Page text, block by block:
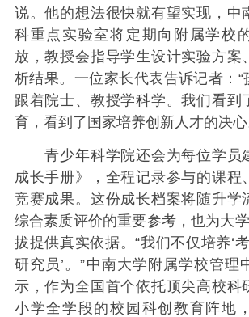
说。他的想法很快就有望实现，中
科重点实验室将定期向附属学校
放，教授会指导学生设计实验方案
析结果。一位家长代表告诉记者：
跟着院士、教授学科学。我们看到
育，看到了国家培养创新人才的决心
青少年科学院还会为每位学员
成长手册》，全程记录参与的课程
竞赛成果。这份成长档案将随升学
综合素质评价的重要参考，也为大
拔提供真实依据。“我们不仅培养‘
研究员’。”中南大学附属学校管理
示，作为全国首个依托顶尖高校科
小学全学段的校园科创教育阵地